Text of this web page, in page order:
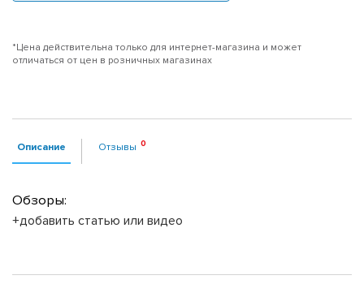
*Цена действительна только для интернет-магазина и может
отличаться от цен в розничных магазинах
Описание Отзывы
Обзоры:
+добавить статью или видео